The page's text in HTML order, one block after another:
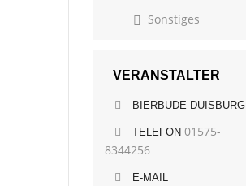
Sonstiges
VERANSTALTER
BIERBUDE DUISBURG
TELEFON 01575-
8344256
E-MAIL